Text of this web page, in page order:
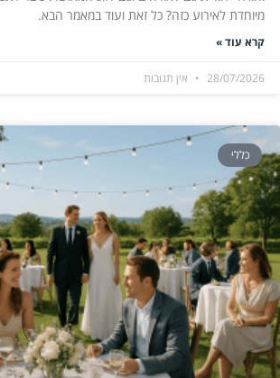
מיוחדת לאירוע כזה? כל זאת ועוד במאמר הבא.
קרא עוד »
28/07/2026 אין תגובות
כללי